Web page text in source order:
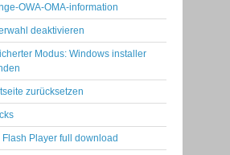
OWA-OMA-information
deaktivieren
Modus: Windows installer
zurücksetzen
Player full download